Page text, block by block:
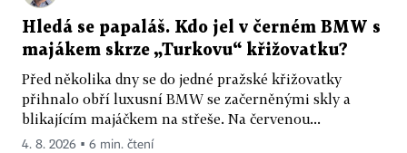
Hledá se papaláš. Kdo jel v černém BMW s
majákem skrze „Turkovu“ křižovatku?
Před několika dny se do jedné pražské křižovatky
přihnalo obří luxusní BMW se začerněnými skly a
blikajícím majáčkem na střeše. Na červenou...
4. 8. 2026 ▪ 6 min. čtení